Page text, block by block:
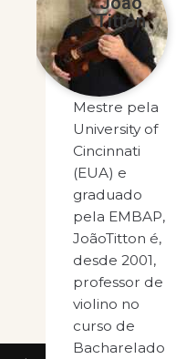
Titton
Mestre pela
University of
Cincinnati
(EUA) e
graduado
pela EMBAP,
JoãoTitton é,
desde 2001,
professor de
violino no
curso de
Bacharelado